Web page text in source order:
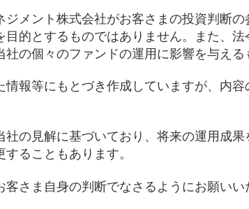
メント株式会社がお客さまの投資判断
的とするものではありません。また、
の個々のファンドの運用に影響を与える
報等にもとづき作成していますが、内
の見解に基づいており、将来の運用成
ることもあります。
さま自身の判断でなさるようにお願いい